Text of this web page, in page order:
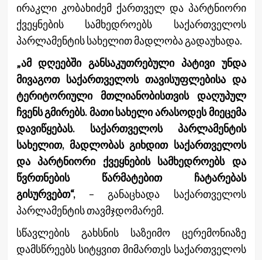
ირაკლი კობახიძემ ქართველ და პარტნიორი
ქვეყნების სამხედროებს საქართველოს
პარლამენტის სახელით მადლობა გადაუხადა.
„ამ დღეებში განსაკუთრებული პატივი უნდა
მივაგოთ საქართველოს თავისუფლებისა და
ტერიტორიული მთლიანობისთვის დაღუპულ
ჩვენს გმირებს. მათი სახელი არასოდეს მიეცემა
დავიწყებას. საქართველოს პარლამენტის
სახელით, მადლობას გიხდით საქართველოს
და პარტნიორი ქვეყნების სამხედროებს და
წვრთნების წარმატებით ჩატარებას
გისურვებთ“, – განაცხადა საქართველოს
პარლამენტის თავმჯდომარემ.
სწავლების გახსნის საზეიმო ცერემონიაზე
დამსწრეებს სიტყვით მიმართეს საქართველოს